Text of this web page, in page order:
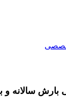
سالانه و